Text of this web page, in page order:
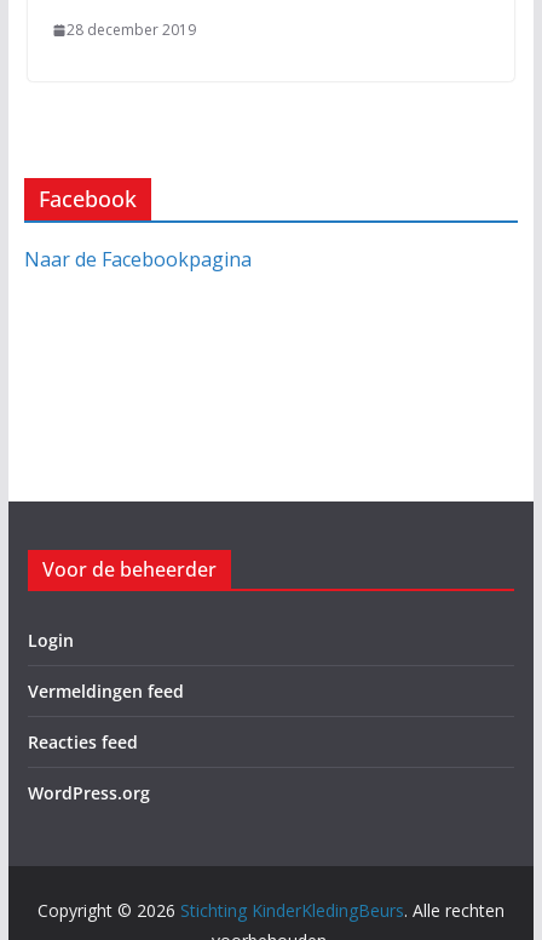
28 december 2019
Facebook
Naar de Facebookpagina
Voor de beheerder
Login
Vermeldingen feed
Reacties feed
WordPress.org
Copyright © 2026 Stichting KinderKledingBeurs. Alle rechten